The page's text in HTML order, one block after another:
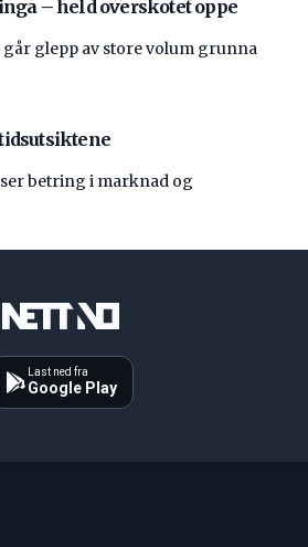
– held overskotet oppe
glepp av store volum grunna
betring i marknad og
Last ned fra
Google Play